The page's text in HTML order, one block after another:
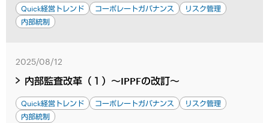
Quick経営トレンド コーポレートガバナンス
リスク管理
内部統制
2025/08/12
内部監査改革（１）～IPPFの改訂～
Quick経営トレンド コーポレートガバナンス
リスク管理
内部統制